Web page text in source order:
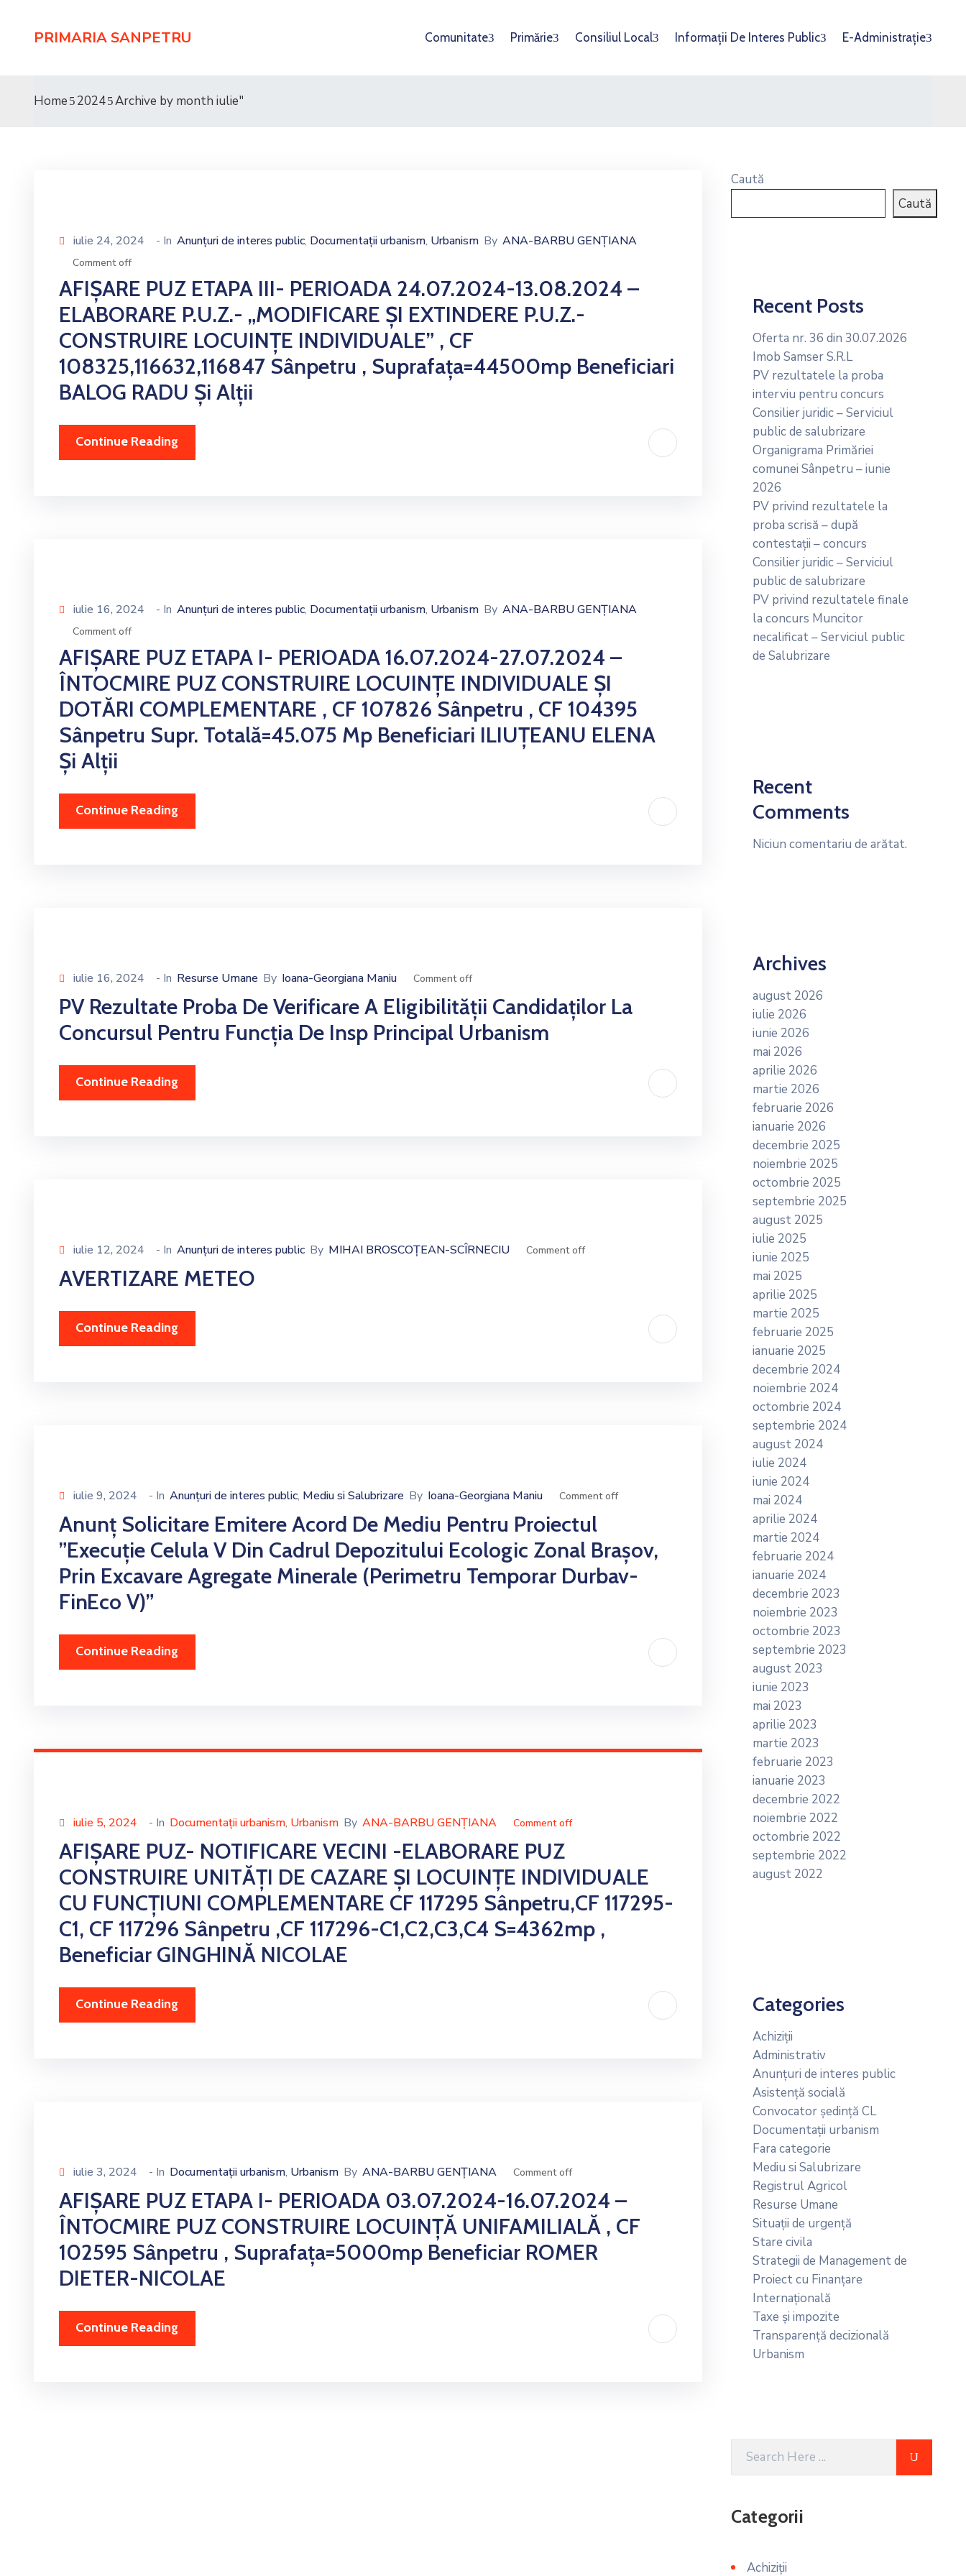
PRIMARIA SANPETRU Comunitate Primărie Consiliul Local Informații De Interes Public E-Administrație
Home 2024 Archive by month iulie"
iulie 24, 2024 - In Anunțuri de interes public‚ Documentații urbanism‚ Urbanism By ANA-BARBU GENȚIANA
Comment off
AFIȘARE PUZ ETAPA III- PERIOADA 24.07.2024-13.08.2024 –
ELABORARE P.U.Z.- „MODIFICARE ȘI EXTINDERE P.U.Z.-
CONSTRUIRE LOCUINȚE INDIVIDUALE” , CF
108325,116632,116847 Sânpetru , Suprafața=44500mp Beneficiari
BALOG RADU Și Alții
Continue Reading
iulie 16, 2024 - In Anunțuri de interes public‚ Documentații urbanism‚ Urbanism By ANA-BARBU GENȚIANA
Comment off
AFIȘARE PUZ ETAPA I- PERIOADA 16.07.2024-27.07.2024 –
ÎNTOCMIRE PUZ CONSTRUIRE LOCUINȚE INDIVIDUALE ȘI
DOTĂRI COMPLEMENTARE , CF 107826 Sânpetru , CF 104395
Sânpetru Supr. Totală=45.075 Mp Beneficiari ILIUȚEANU ELENA
Și Alții
Continue Reading
iulie 16, 2024 - In Resurse Umane By Ioana-Georgiana Maniu Comment off
PV Rezultate Proba De Verificare A Eligibilității Candidaților La
Concursul Pentru Funcția De Insp Principal Urbanism
Continue Reading
iulie 12, 2024 - In Anunțuri de interes public By MIHAI BROSCOȚEAN-SCÎRNECIU Comment off
AVERTIZARE METEO
Continue Reading
iulie 9, 2024 - In Anunțuri de interes public‚ Mediu si Salubrizare By Ioana-Georgiana Maniu Comment off
Anunț Solicitare Emitere Acord De Mediu Pentru Proiectul
”Execuție Celula V Din Cadrul Depozitului Ecologic Zonal Brașov,
Prin Excavare Agregate Minerale (perimetru Temporar Durbav-
FinEco V)”
Continue Reading
iulie 5, 2024 - In Documentații urbanism‚ Urbanism By ANA-BARBU GENȚIANA Comment off
AFIȘARE PUZ- NOTIFICARE VECINI -ELABORARE PUZ
CONSTRUIRE UNITĂȚI DE CAZARE ȘI LOCUINȚE INDIVIDUALE
CU FUNCȚIUNI COMPLEMENTARE CF 117295 Sânpetru,CF 117295-
C1, CF 117296 Sânpetru ,CF 117296-C1,C2,C3,C4 S=4362mp ,
Beneficiar GINGHINĂ NICOLAE
Continue Reading
iulie 3, 2024 - In Documentații urbanism‚ Urbanism By ANA-BARBU GENȚIANA Comment off
AFIȘARE PUZ ETAPA I- PERIOADA 03.07.2024-16.07.2024 –
ÎNTOCMIRE PUZ CONSTRUIRE LOCUINȚĂ UNIFAMILIALĂ , CF
102595 Sânpetru , Suprafața=5000mp Beneficiar ROMER
DIETER-NICOLAE
Continue Reading
Caută
Caută
Recent Posts
Oferta nr. 36 din 30.07.2026
Imob Samser S.R.L
PV rezultatele la proba
interviu pentru concurs
Consilier juridic – Serviciul
public de salubrizare
Organigrama Primăriei
comunei Sânpetru – iunie
2026
PV privind rezultatele la
proba scrisă – după
contestații – concurs
Consilier juridic – Serviciul
public de salubrizare
PV privind rezultatele finale
la concurs Muncitor
necalificat – Serviciul public
de Salubrizare
Recent
Comments
Niciun comentariu de arătat.
Archives
august 2026
iulie 2026
iunie 2026
mai 2026
aprilie 2026
martie 2026
februarie 2026
ianuarie 2026
decembrie 2025
noiembrie 2025
octombrie 2025
septembrie 2025
august 2025
iulie 2025
iunie 2025
mai 2025
aprilie 2025
martie 2025
februarie 2025
ianuarie 2025
decembrie 2024
noiembrie 2024
octombrie 2024
septembrie 2024
august 2024
iulie 2024
iunie 2024
mai 2024
aprilie 2024
martie 2024
februarie 2024
ianuarie 2024
decembrie 2023
noiembrie 2023
octombrie 2023
septembrie 2023
august 2023
iunie 2023
mai 2023
aprilie 2023
martie 2023
februarie 2023
ianuarie 2023
decembrie 2022
noiembrie 2022
octombrie 2022
septembrie 2022
august 2022
Categories
Achiziții
Administrativ
Anunțuri de interes public
Asistență socială
Convocator ședință CL
Documentații urbanism
Fara categorie
Mediu si Salubrizare
Registrul Agricol
Resurse Umane
Situații de urgență
Stare civila
Strategii de Management de
Proiect cu Finanțare
Internațională
Taxe și impozite
Transparență decizională
Urbanism
Categorii
Achiziții